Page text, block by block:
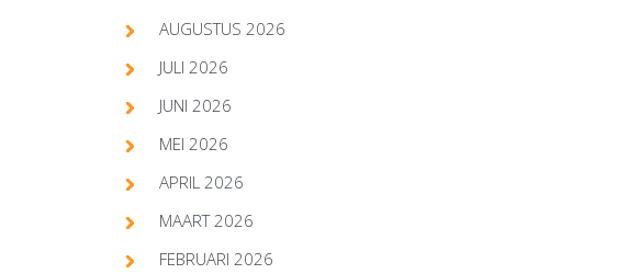
AUGUSTUS 2026
JULI 2026
JUNI 2026
MEI 2026
APRIL 2026
MAART 2026
FEBRUARI 2026